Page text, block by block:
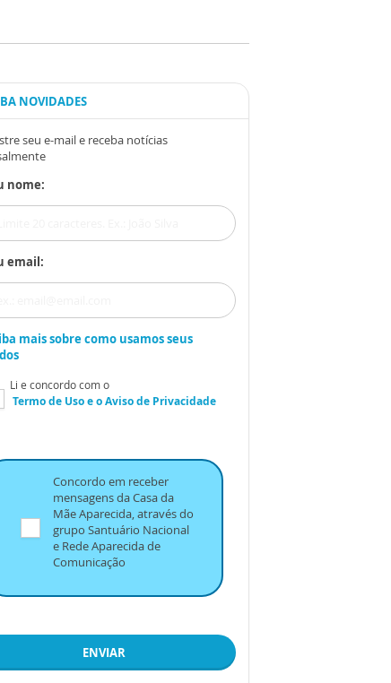
NOVIDADES
seu e-mail e receba notícias
nome:
email:
mais sobre como usamos seus
Li e concordo com o
Termo de Usoe oAviso de Privacidade
Concordo em receber
mensagens da Casa da
Mãe Aparecida, através do
grupo Santuário Nacional
e Rede Aparecida de
Comunicação
ENVIAR